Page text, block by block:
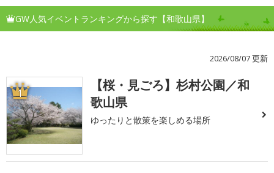
GW人気イベントランキングから探す【和歌山県】
2026/08/07 更新
1
【桜・見ごろ】杉村公園／和
歌山県
ゆったりと散策を楽しめる場所